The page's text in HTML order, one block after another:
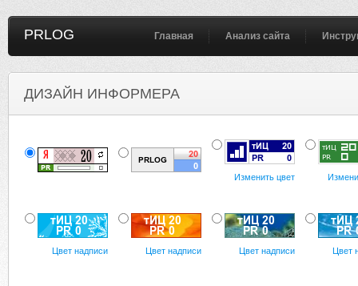
PRLOG Главная Анализ сайта
ДИЗАЙН ИНФОРМЕРА
Изменить цвет
Цвет надписи Цвет надписи Цвет надписи Цвет